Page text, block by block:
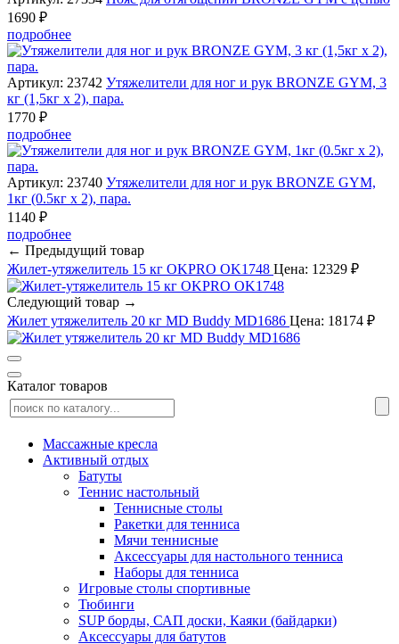
1690 ₽
подробнее
Артикул: 23742 Утяжелители для ног и рук BRONZE GYM, 3
кг (1,5кг х 2), пара.
1770 ₽
подробнее
Артикул: 23740 Утяжелители для ног и рук BRONZE GYM,
1кг (0.5кг х 2), пара.
1140 ₽
подробнее
← Предыдущий товар
Жилет-утяжелитель 15 кг OKPRO OK1748 Цена: 12329 ₽
Следующий товар →
Жилет утяжелитель 20 кг MD Buddy MD1686 Цена: 18174 ₽
Каталог товаров
Массажные кресла
Активный отдых
Батуты
Теннис настольный
Теннисные столы
Ракетки для тенниса
Мячи теннисные
Аксессуары для настольного тенниса
Наборы для тенниса
Игровые столы спортивные
Тюбинги
SUP борды, САП доски, Каяки (байдарки)
Аксессуары для батутов